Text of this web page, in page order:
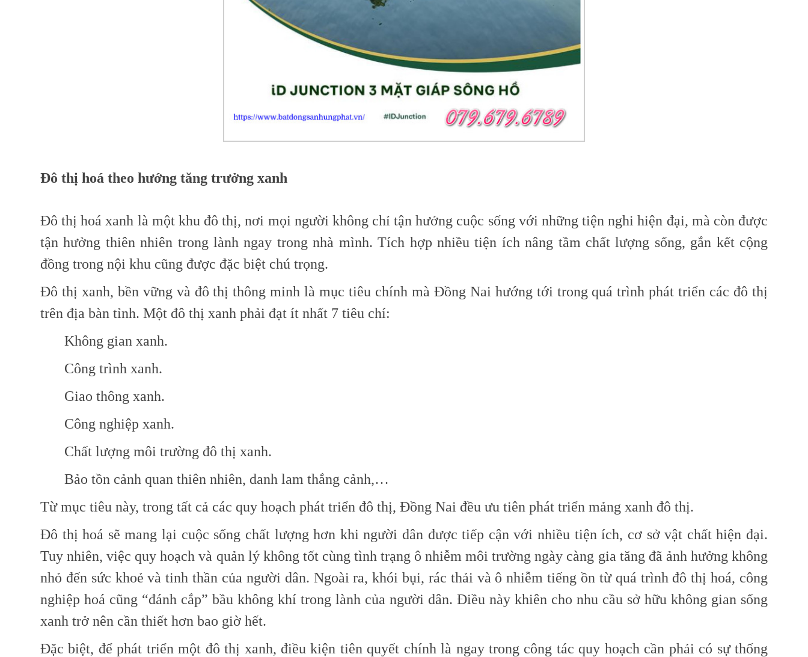
Đô thị hoá theo hướng tăng trưởng xanh
Đô thị hoá xanh là một khu đô thị, nơi mọi người không chỉ tận hưởng cuộc sống với những tiện nghi hiện đại, mà còn được
tận hưởng thiên nhiên trong lành ngay trong nhà mình. Tích hợp nhiều tiện ích nâng tầm chất lượng sống, gắn kết cộng
đồng trong nội khu cũng được đặc biệt chú trọng.
Đô thị xanh, bền vững và đô thị thông minh là mục tiêu chính mà Đồng Nai hướng tới trong quá trình phát triển các đô thị
trên địa bàn tỉnh. Một đô thị xanh phải đạt ít nhất 7 tiêu chí:
Không gian xanh.
Công trình xanh.
Giao thông xanh.
Công nghiệp xanh.
Chất lượng môi trường đô thị xanh.
Bảo tồn cảnh quan thiên nhiên, danh lam thắng cảnh,…
Từ mục tiêu này, trong tất cả các quy hoạch phát triển đô thị, Đồng Nai đều ưu tiên phát triển mảng xanh đô thị.
Đô thị hoá sẽ mang lại cuộc sống chất lượng hơn khi người dân được tiếp cận với nhiều tiện ích, cơ sở vật chất hiện đại.
Tuy nhiên, việc quy hoạch và quản lý không tốt cùng tình trạng ô nhiễm môi trường ngày càng gia tăng đã ảnh hưởng không
nhỏ đến sức khoẻ và tinh thần của người dân. Ngoài ra, khói bụi, rác thải và ô nhiễm tiếng ồn từ quá trình đô thị hoá, công
nghiệp hoá cũng “đánh cắp” bầu không khí trong lành của người dân. Điều này khiên cho nhu cầu sở hữu không gian sống
xanh trở nên cần thiết hơn bao giờ hết.
Đặc biệt, để phát triển một đô thị xanh, điều kiện tiên quyết chính là ngay trong công tác quy hoạch cần phải có sự thống